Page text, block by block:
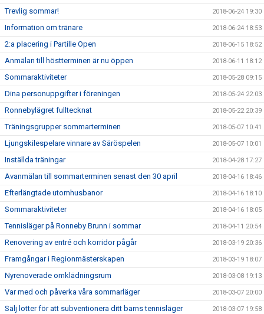
Trevlig sommar! 2018-06-24 19:30
Information om tränare 2018-06-24 18:53
2:a placering i Partille Open 2018-06-15 18:52
Anmälan till höstterminen är nu öppen 2018-06-11 18:12
Sommaraktiviteter 2018-05-28 09:15
Dina personuppgifter i föreningen 2018-05-24 22:03
Ronnebylägret fulltecknat 2018-05-22 20:39
Träningsgrupper sommarterminen 2018-05-07 10:41
Ljungskilespelare vinnare av Säröspelen 2018-05-07 10:01
Inställda träningar 2018-04-28 17:27
Avanmälan till sommarterminen senast den 30 april 2018-04-16 18:46
Efterlängtade utomhusbanor 2018-04-16 18:10
Sommaraktiviteter 2018-04-16 18:05
Tennisläger på Ronneby Brunn i sommar 2018-04-11 20:54
Renovering av entré och korridor pågår 2018-03-19 20:36
Framgångar i Regionmästerskapen 2018-03-19 18:07
Nyrenoverade omklädningsrum 2018-03-08 19:13
Var med och påverka våra sommarläger 2018-03-07 20:00
Sälj lotter för att subventionera ditt barns tennisläger 2018-03-07 19:58